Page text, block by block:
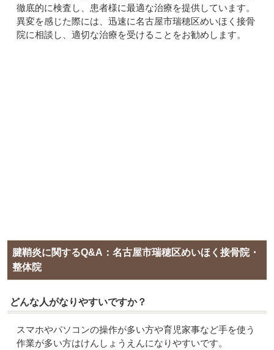
徹底的に検査し、患者様に最適な治療を提供しています。
異変を感じた際には、迅速に名古屋市瑞穂区めいほく接骨
院に相談し、適切な治療を受けることをお勧めします。
腱鞘炎に関するQ&A：名古屋市瑞穂区めいほく接骨院・
整体院
どんな人がなりやすいですか？
スマホやパソコンの操作が多い方や育児家事など手を使う
作業が多い方はけんしょうえんになりやすいです。